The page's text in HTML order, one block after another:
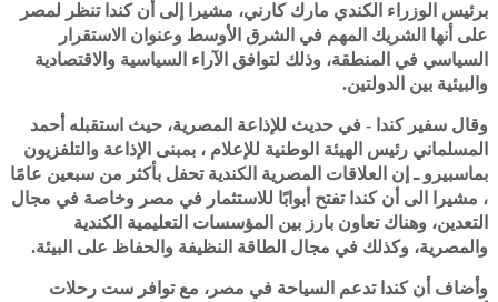
برئيس الوزراء الكندي مارك كارني، مشيرا إلى أن كندا تنظر لمصر
على أنها الشريك المهم في الشرق الأوسط وعنوان الاستقرار
السياسي في المنطقة، وذلك لتوافق الآراء السياسية والاقتصادية
والبيئية بين الدولتين.
وقال سفير كندا - في حديث للإذاعة المصرية، حيث استقبله أحمد
المسلماني رئيس الهيئة الوطنية للإعلام ، بمبنى الإذاعة والتلفزيون
بماسبيرو ـ إن العلاقات المصرية الكندية تحفل بأكثر من سبعين عامًا
، مشيرا الى أن كندا تفتح أبوابًا للاستثمار في مصر وخاصة في مجال
التعدين، وهناك تعاون بارز بين المؤسسات التعليمية الكندية
والمصرية، وكذلك في مجال الطاقة النظيفة والحفاظ على البيئة.
وأضاف أن كندا تدعم السياحة في مصر، مع توافر ست رحلات